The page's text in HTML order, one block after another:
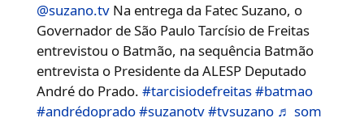
@suzano.tv Na entrega da Fatec Suzano, o
Governador de São Paulo Tarcísio de Freitas
entrevistou o Batmão, na sequência Batmão
entrevista o Presidente da ALESP Deputado
André do Prado.#tarcisiodefreitas#batmao
#andrédoprado#suzanotv#tvsuzano ♬ som